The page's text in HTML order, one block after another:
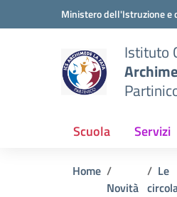
Vai ai contenuti
Vai al menu di navigazione
Ministero dell'Istruzione e
Istituto
Scuola Servizi
Home
Novità
Le